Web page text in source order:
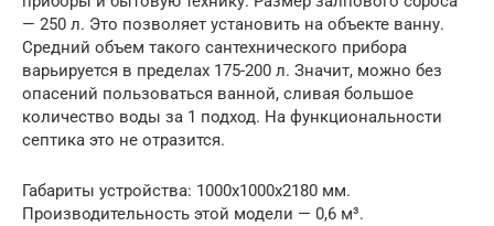
— 250 л. Это позволяет установить на объекте ванну.
Средний объем такого сантехнического прибора
варьируется в пределах 175-200 л. Значит, можно без
опасений пользоваться ванной, сливая большое
количество воды за 1 подход. На функциональности
септика это не отразится.
Габариты устройства: 1000х1000х2180 мм.
Производительность этой модели — 0,6 м³.